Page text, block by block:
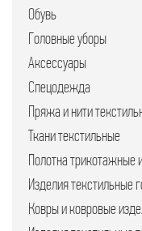
Обувь
Головные уборы
Аксессуары
Спецодежда
Пряжа и нити
Ткани текстильные
Полотна трикотажные
Изделия текстильные
Ковры и ковровые